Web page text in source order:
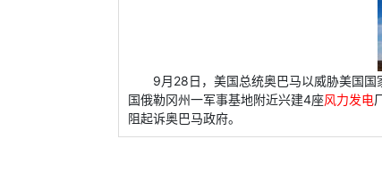
9月28日，美国总统奥巴马以威胁美国
国俄勒冈州一军事基地附近兴建4座风力发电
阻起诉奥巴马政府。